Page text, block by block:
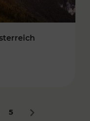
5 Nächstes